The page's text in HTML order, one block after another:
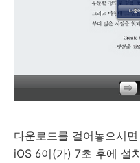
다운로드를 걸어놓으시
iOS 6이(가) 7초 후에 설